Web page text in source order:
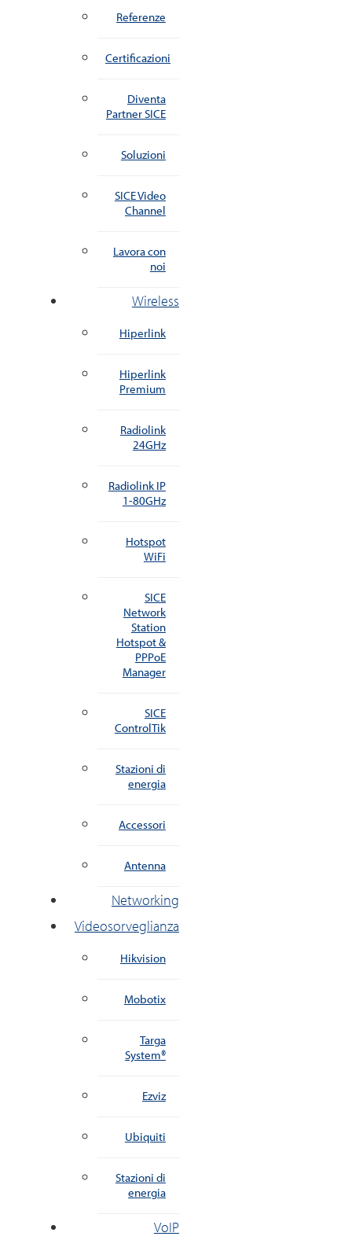
Referenze
Certificazioni
Diventa
Partner SICE
Soluzioni
SICE Video
Channel
Lavora con
noi
Wireless
Hiperlink
Hiperlink
Premium
Radiolink
24GHz
Radiolink IP
1-80GHz
Hotspot
WiFi
SICE
Network
Station
Hotspot &
PPPoE
Manager
SICE
ControlTik
Stazioni di
energia
Accessori
Antenna
Networking
Videosorveglianza
Hikvision
Mobotix
Targa
System®
Ezviz
Ubiquiti
Stazioni di
energia
VoIP